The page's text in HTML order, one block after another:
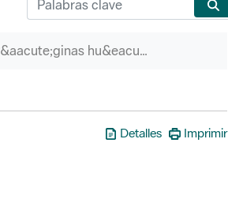
P&aacute;ginas hu&eacute;rfanas
Detalles Imprimir